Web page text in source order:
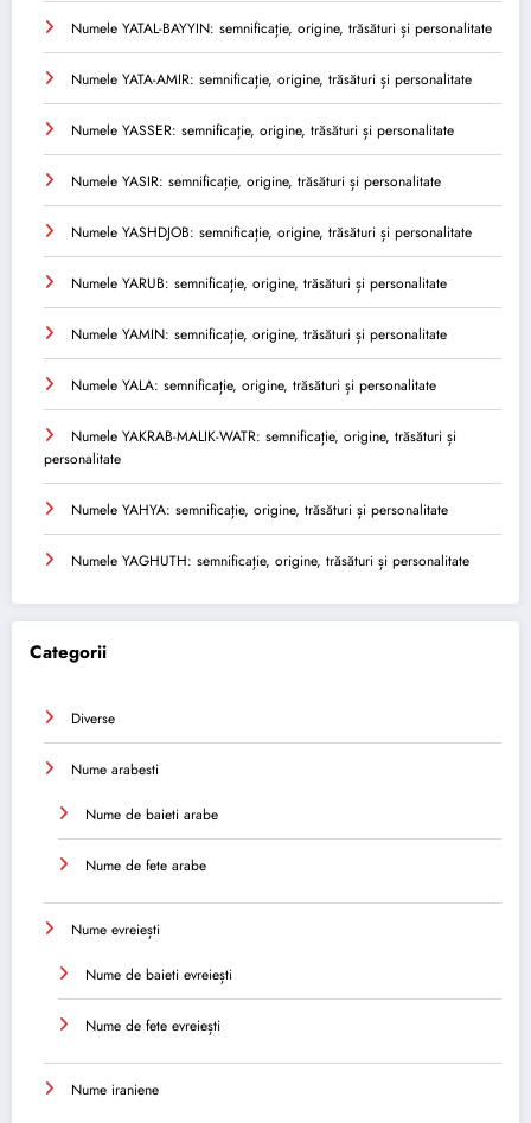
Numele YATAL-BAYYIN: semnificație, origine, trăsături și personalitate
Numele YATA-AMIR: semnificație, origine, trăsături și personalitate
Numele YASSER: semnificație, origine, trăsături și personalitate
Numele YASIR: semnificație, origine, trăsături și personalitate
Numele YASHDJOB: semnificație, origine, trăsături și personalitate
Numele YARUB: semnificație, origine, trăsături și personalitate
Numele YAMIN: semnificație, origine, trăsături și personalitate
Numele YALA: semnificație, origine, trăsături și personalitate
Numele YAKRAB-MALIK-WATR: semnificație, origine, trăsături și
personalitate
Numele YAHYA: semnificație, origine, trăsături și personalitate
Numele YAGHUTH: semnificație, origine, trăsături și personalitate
Categorii
Diverse
Nume arabesti
Nume de baieti arabe
Nume de fete arabe
Nume evreiești
Nume de baieti evreiești
Nume de fete evreiești
Nume iraniene